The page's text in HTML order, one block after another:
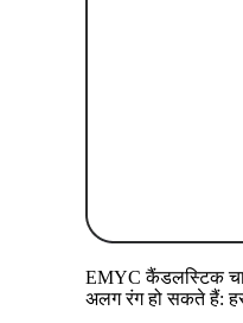
EMYC कैंडलस्टिक
अलग रंग हो सकते हैं: